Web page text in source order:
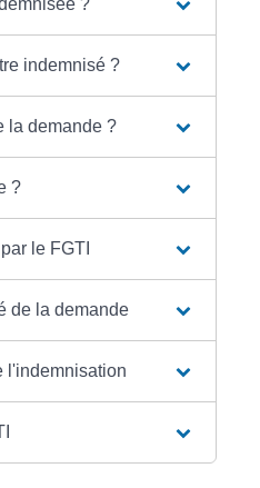
indemnisé ?
la demande ?
?
le FGTI
de la demande
l'indemnisation